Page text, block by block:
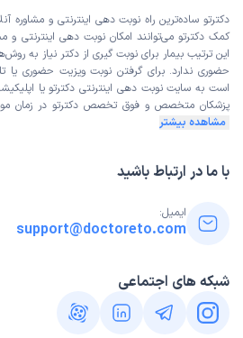
پریسا
این پزشک را پیشنهاد میکنم
زمان انتظار: 0-15 دقیقه
دکتر برای مراقب در دوران پیشا یائسگی
هستم. بسیار راضی هستم.
زمان انتظار:
0-15 دقیقه
دکترتو ساده‌ترین راه نوبت‌ دهی اینترنتی و مشاوره
کمک دکترتو می‌توانند امکان نوبت دهی اینترنتی و
این ترتیب بیمار برای نوبت گیری از دکتر نیاز به
حضوری ندارد. برای گرفتن نوبت ویزیت حضوری یا
است به سایت نوبت دهی اینترنتی دکترتو یا
پزشکان متخصص و فوق تخصص دکترتو در زمان
مشاهده بیشتر
با ما در ارتباط باشید
ایمیل:
support@doctoreto.com
شبکه های اجتماعی